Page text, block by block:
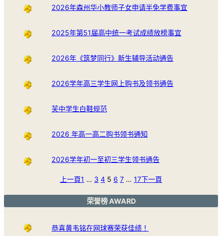
2026年森州华小教师子女申请半免学费事宜
2025年第51届高中统一考试成绩放榜事宜
2026年《筑梦同行》新生辅导活动通告
2026学年高三学生网上购书及领书通告
芙中学生白鞋规范
2026 年高一高二购书领书通知
2026学年初一至初三学生领书通告
上一頁1 … 3 4 5 6 7 … 17下一頁
荣誉榜 AWARD
恭喜黄韦铭在网球赛荣获佳绩！